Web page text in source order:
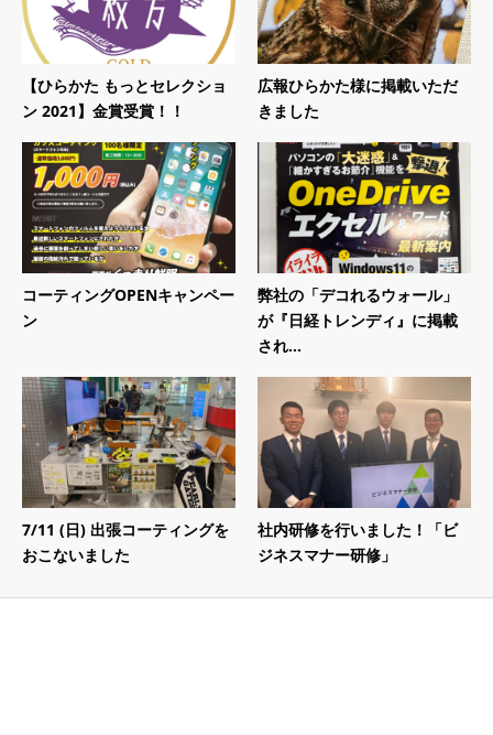
【ひらかた もっとセレクショ
ン 2021】金賞受賞！！
広報ひらかた様に掲載いただ
きました
コーティングOPENキャンペー
ン
弊社の「デコれるウォール」
が『日経トレンディ』に掲載
され...
7/11 (日) 出張コーティングを
おこないました
社内研修を行いました！「ビ
ジネスマナー研修」